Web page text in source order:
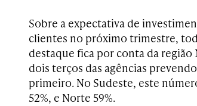
Sobre a expectativa de
clientes no próximo trimestre,
destaque fica por conta da
dois terços das agências
primeiro. No Sudeste, este
52%, e Norte 59%.